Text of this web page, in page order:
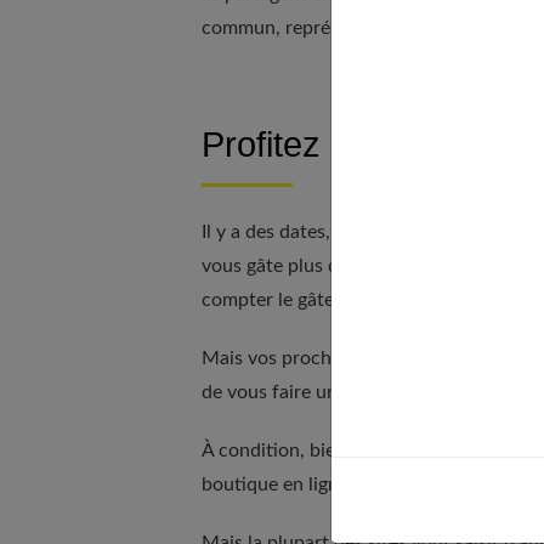
commun, représentent au total un
Profitez de certaines
Il y a des dates, comme ça, qui
vous gâte plus que d'habitude. Prenez
compter le gâteau.
Mais vos proches ne sont pas les seuls
de vous faire un présent :
À condition, bien sûr, que vous lui
boutique en ligne ne l'oubliera pas ; ce